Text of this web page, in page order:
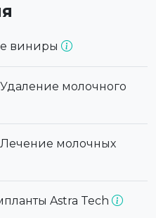
виниры
молочного
Лечение молочных
Astra Tech